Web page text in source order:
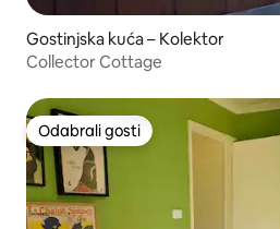
Gostinjska kuća – Kolektor
Collector Cottage
Odabrali gosti
Odabrali gosti